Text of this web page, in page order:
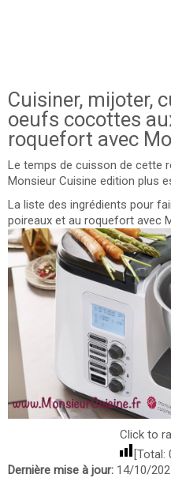
Cuisiner, mijoter,
oeufs cocottes
roquefort avec
Le temps de cuisson de cette
Monsieur Cuisine edition plus
La liste des ingrédients pour
poireaux et au roquefort avec
Click to
[Total:
Dernière mise à jour: 14/10/